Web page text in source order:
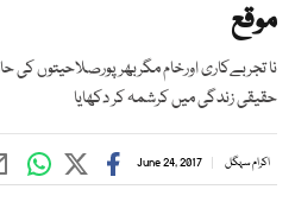
موقع
نا تجربےکاری اورخام مگربھرپورصلاحیتوں کی
حقیقی زندگی میں کرشمہ کر دکھایا
اکرام سہگل June 24, 2017